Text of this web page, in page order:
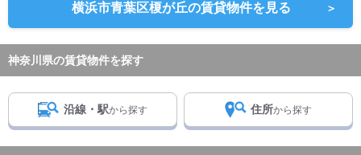
横浜市青葉区榎が丘の賃貸物件を見る ＞
神奈川県の賃貸物件を探す
沿線・駅から探す 住所から探す